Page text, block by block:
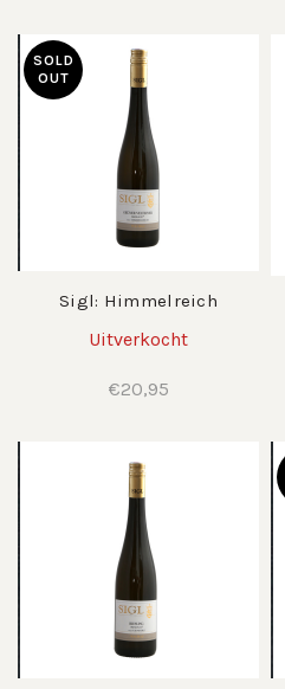
SOLD
OUT
Sigl: Himmelreich
Uitverkocht
€20,95